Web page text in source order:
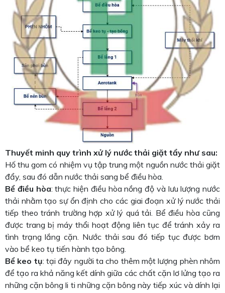
Thuyết minh quy trình xử lý nước thải giặt tẩy như sau:
Hố thu gom có nhiệm vụ tập trung một nguồn nước thải giặt
đẩy, sau đó dẫn nước thải sang bể điều hòa.
Bể điều hòa: thực hiện điều hòa nồng độ và lưu lượng nước
thải nhằm tạo sự ổn định cho các giai đoạn xử lý nước thải
tiếp theo tránh trường hợp xử lý quá tải. Bể điều hòa cũng
được trang bị máy thổi hoạt động liên tục để tránh xảy ra
tình trạng lắng cặn. Nước thải sau đó tiếp tục được bơm
vào bể keo tụ tiến hành tạo bông.
Bể keo tụ: tại đây người ta cho thêm một lượng phèn nhôm
để tạo ra khả năng kết dính giữa các chất cặn lơ lửng tạo ra
những cặn bông li ti những cặn bông này tiếp xúc và dính lại